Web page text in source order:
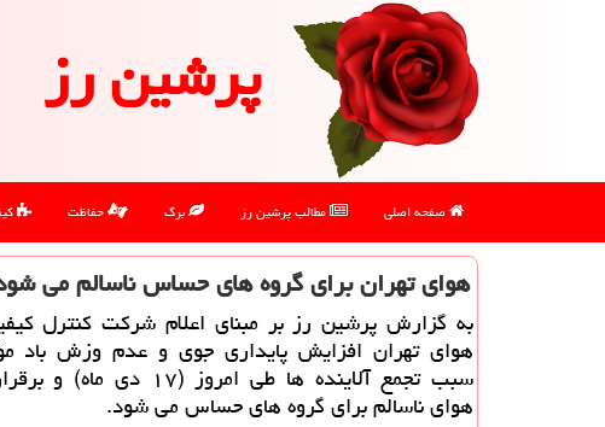
پرشین رز
صفحه اصلی مطالب پرشین رز برگ حفاظت
هوای تهران برای گروه های حساس ناسالم می
به گزارش پرشین رز بر مبنای اعلام شركت كنترل
هوای تهران افزایش پایداری جوی و عدم وزش باد
سبب تجمع آلاینده ها طی امروز (۱۷ دی ماه)
هوای ناسالم برای گروه های حساس می شود.